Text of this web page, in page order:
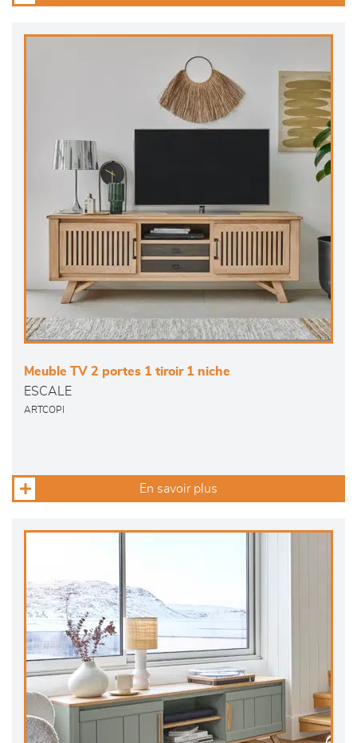
Meuble TV 2 portes 1 tiroir 1 niche
ESCALE
ARTCOPI
En savoir plus